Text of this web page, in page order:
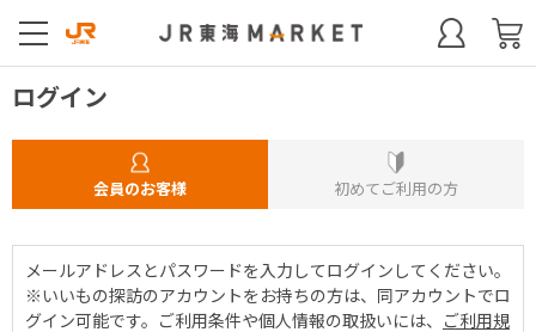
ログイン
会員のお客様 初めてご利用の方
メールアドレスとパスワードを入力してログインしてください。
※いいもの探訪のアカウントをお持ちの方は、同アカウントでロ
グイン可能です。 ご利用条件や個人情報の取扱いには、 ご利用規